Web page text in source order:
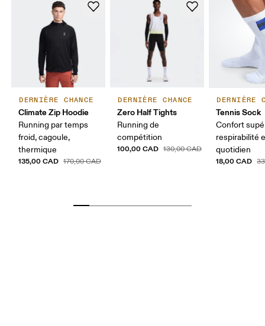
DERNIÈRE CHANCE
Climate Zip Hoodie
Running par temps
froid, cagoule,
thermique
135,00 CAD 170,00 CAD
DERNIÈRE CHANCE
Zero Half Tights
Running de
compétition
100,00 CAD 130,00 CAD
DERNIÈRE
Tennis Sock
Confort
respirabilité
quotidien
18,00 CAD